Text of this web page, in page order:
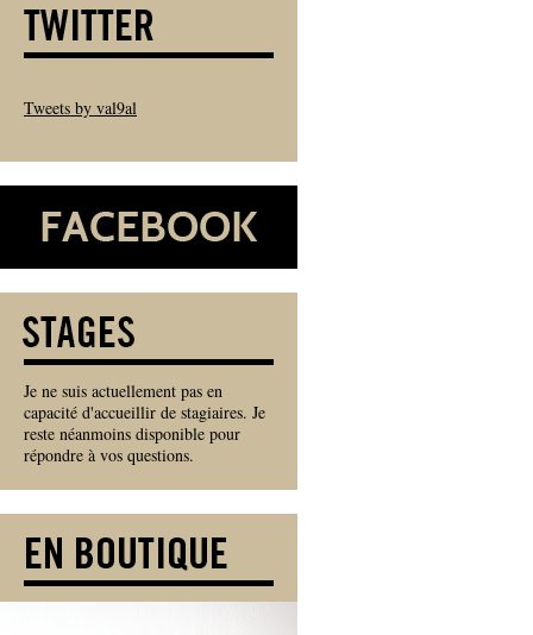
Tweets by val9al
Je ne suis actuellement pas en
capacité d'accueillir de stagiaires. Je
reste néanmoins disponible pour
répondre à vos questions.